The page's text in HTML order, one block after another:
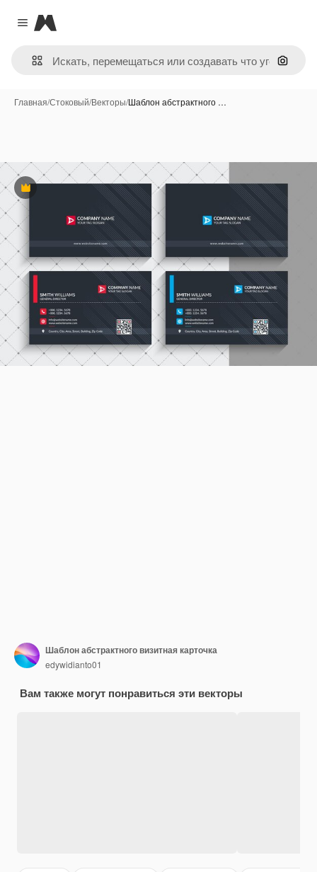
Close menu
Magnific
Поиск
Главная/Стоковый/Векторы/Шаблон абстрактного …
Премиум
Шаблон абстрактного визитная карточка
edywidianto01
Вам также могут понравиться эти векторы